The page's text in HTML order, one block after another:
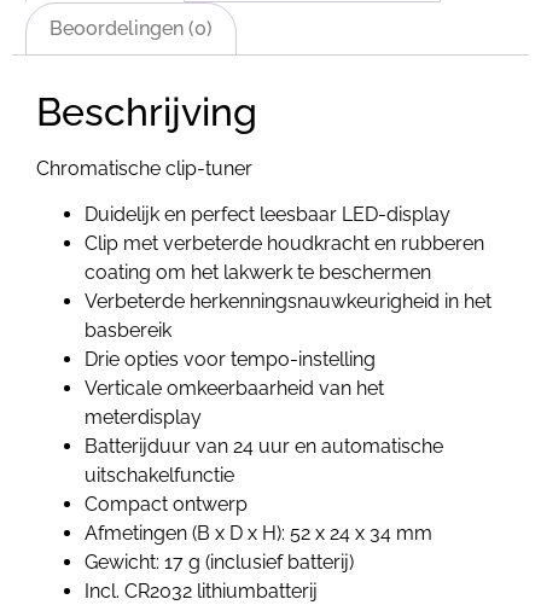
Beoordelingen (0)
Beschrijving
Chromatische clip-tuner
Duidelijk en perfect leesbaar LED-display
Clip met verbeterde houdkracht en rubberen
coating om het lakwerk te beschermen
Verbeterde herkenningsnauwkeurigheid in het
basbereik
Drie opties voor tempo-instelling
Verticale omkeerbaarheid van het
meterdisplay
Batterijduur van 24 uur en automatische
uitschakelfunctie
Compact ontwerp
Afmetingen (B x D x H): 52 x 24 x 34 mm
Gewicht: 17 g (inclusief batterij)
Incl. CR2032 lithiumbatterij